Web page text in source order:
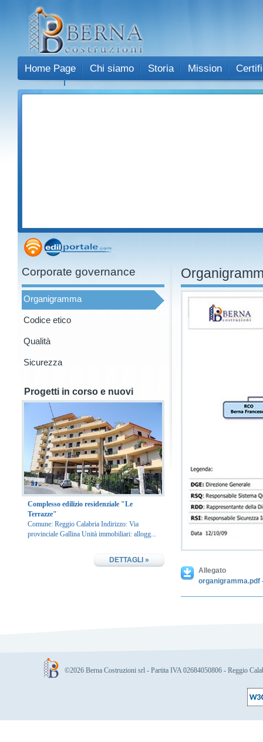
Home Page Chi siamo Storia Mission
Contatti
Corporate governance
Organigramma
Codice etico
Qualità
Sicurezza
Progetti in corso e nuovi
Complesso edilizio residenziale "Le
Terrazze"
Comune: Reggio Calabria Indirizzo: Via
provinciale Gallina Unità immobiliari: allogg...
DETTAGLI »
Allegato
organigramma.pdf
©2026 Berna Costruzioni srl - Partita IVA 02684050806 - Reggio